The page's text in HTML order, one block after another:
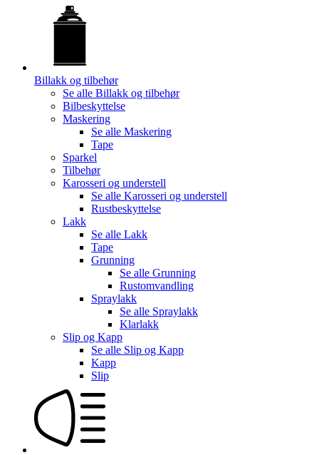
Billakk og tilbehør
Se alle Billakk og tilbehør
Bilbeskyttelse
Maskering
Se alle Maskering
Tape
Sparkel
Tilbehør
Karosseri og understell
Se alle Karosseri og understell
Rustbeskyttelse
Lakk
Se alle Lakk
Tape
Grunning
Se alle Grunning
Rustomvandling
Spraylakk
Se alle Spraylakk
Klarlakk
Slip og Kapp
Se alle Slip og Kapp
Kapp
Slip